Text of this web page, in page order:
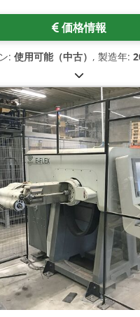
価格情報
: 使用可能（中古） , 製造年: